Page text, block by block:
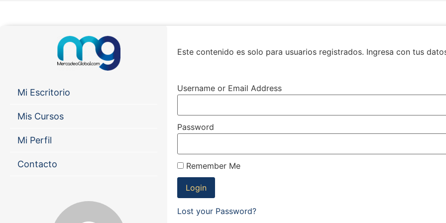
Mi Escritorio
Mis Cursos
Mi Perfil
Contacto
Este contenido es solo para usuarios registrados. Ingresa con tus
Username or Email Address
Password
Remember Me
Lost your Password?